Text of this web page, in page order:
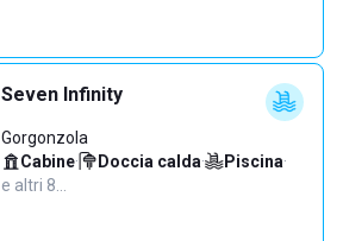
Seven Infinity
Gorgonzola
Cabine· Doccia calda· Piscina·
e altri 8…